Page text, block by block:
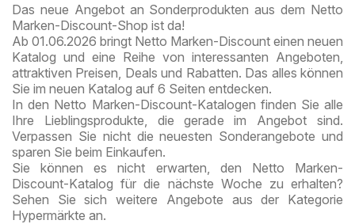
Das neue Angebot an Sonderprodukten aus dem Netto
Marken-Discount-Shop ist da!
Ab 01.06.2026 bringt Netto Marken-Discount einen neuen
Katalog und eine Reihe von interessanten Angeboten,
attraktiven Preisen, Deals und Rabatten. Das alles können
Sie im neuen Katalog auf 6 Seiten entdecken.
In den Netto Marken-Discount-Katalogen finden Sie alle
Ihre Lieblingsprodukte, die gerade im Angebot sind.
Verpassen Sie nicht die neuesten Sonderangebote und
sparen Sie beim Einkaufen.
Sie können es nicht erwarten, den Netto Marken-
Discount-Katalog für die nächste Woche zu erhalten?
Sehen Sie sich weitere Angebote aus der Kategorie
Hypermärkte an.